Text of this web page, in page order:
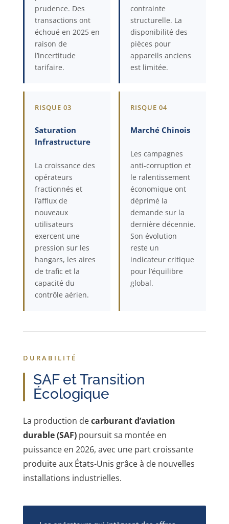
prudence. Des
transactions ont
échoué en 2025 en
raison de
l’incertitude
tarifaire.
contrainte
structurelle. La
disponibilité des
pièces pour
appareils anciens
est limitée.
RISQUE 03
Saturation
Infrastructure
La croissance des
opérateurs
fractionnés et
l’afflux de
nouveaux
utilisateurs
exercent une
pression sur les
hangars, les aires
de trafic et la
capacité du
contrôle aérien.
RISQUE 04
Marché Chinois
Les campagnes
anti-corruption et
le ralentissement
économique ont
déprimé la
demande sur la
dernière décennie.
Son évolution
reste un
indicateur critique
pour l’équilibre
global.
DURABILITÉ
SAF et Transition
Écologique
La production decarburant d’aviation
durable (SAF)poursuit sa montée en
puissance en 2026, avec une part croissante
produite aux États-Unis grâce à de nouvelles
installations industrielles.